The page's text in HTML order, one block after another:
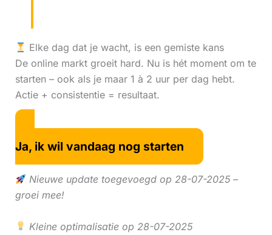
Elke dag dat je wacht, is een gemiste kans
De online markt groeit hard. Nu is hét moment om te
starten – ook als je maar 1 à 2 uur per dag hebt.
Actie + consistentie = resultaat.
Ja, ik wil vandaag nog starten
Nieuwe update toegevoegd op 28-07-2025 –
groei mee!
Kleine optimalisatie op 28-07-2025